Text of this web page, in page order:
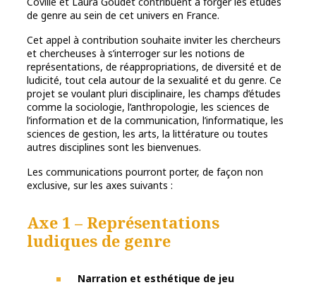
de genre au sein de cet univers en France.
Cet appel à contribution souhaite inviter les chercheurs
et chercheuses à s’interroger sur les notions de
représentations, de réappropriations, de diversité et de
ludicité, tout cela autour de la sexualité et du genre. Ce
projet se voulant pluri disciplinaire, les champs d’études
comme la sociologie, l’anthropologie, les sciences de
l’information et de la communication, l’informatique, les
sciences de gestion, les arts, la littérature ou toutes
autres disciplines sont les bienvenues.
Les communications pourront porter, de façon non
exclusive, sur les axes suivants :
Axe 1 – Représentations
ludiques de genre
Narration et esthétique de jeu